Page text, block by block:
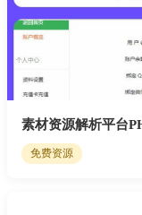
素材资源解析平台
免费资源